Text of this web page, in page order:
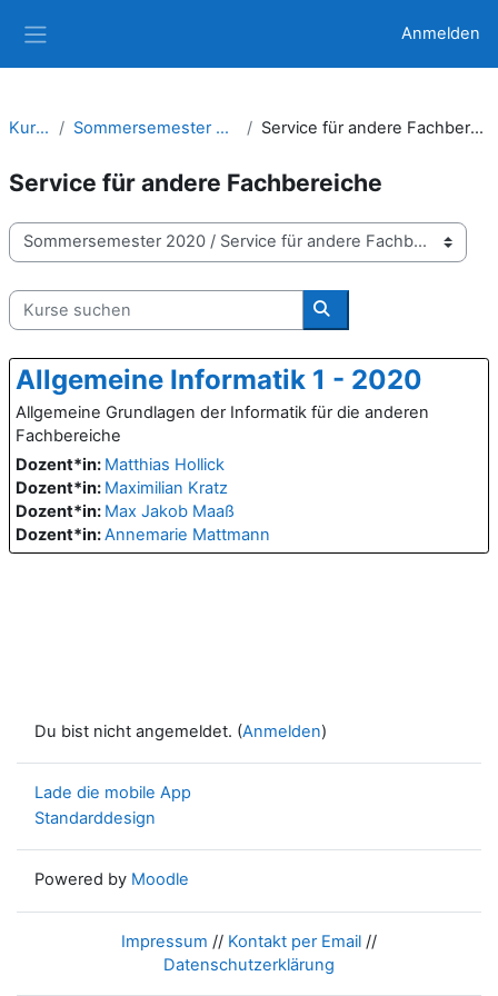
Anmelden
Kurse Sommersemester 2020 Service für andere Fachbereiche
Service für andere Fachbereiche
Kursbereiche
Kurse suchen
Kurse suchen
Allgemeine Informatik 1 - 2020
Allgemeine Grundlagen der Informatik für die anderen
Fachbereiche
Dozent*in: Matthias Hollick
Dozent*in: Maximilian Kratz
Dozent*in: Max Jakob Maaß
Dozent*in:Annemarie Mattmann
Du bist nicht angemeldet. (Anmelden)
Lade die mobile App
Standarddesign
Powered by Moodle
Impressum // Kontakt per Email //
Datenschutzerklärung